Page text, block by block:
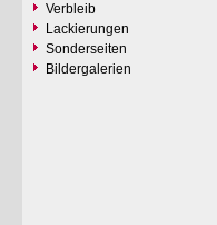
Verbleib
Lackierungen
Sonderseiten
Bildergalerien